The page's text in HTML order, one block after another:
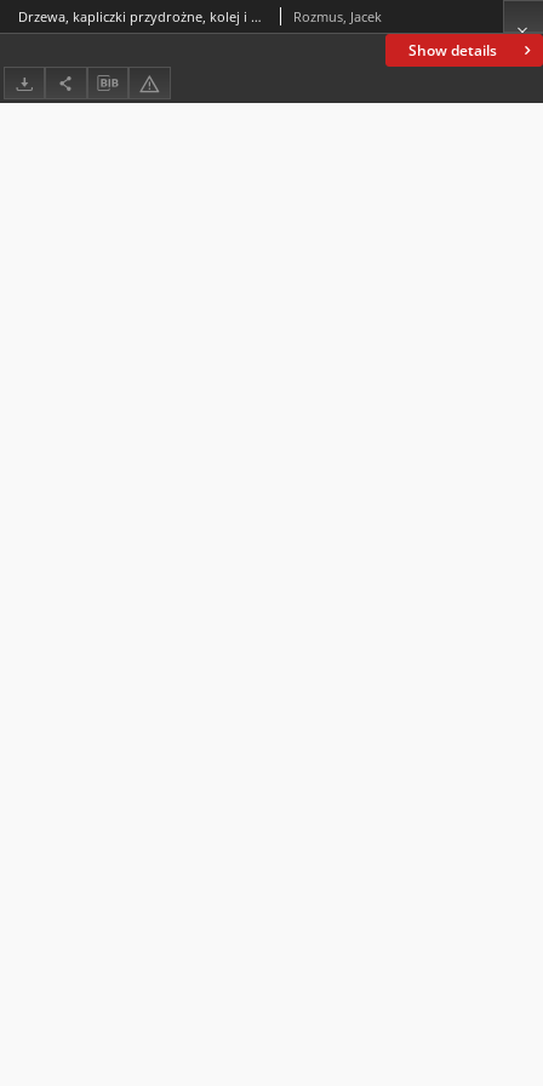
Show details
Drzewa, kapliczki przydrożne, kolej i „potłuczone kamieniska” jako formy pamięci w literackich krajobrazach Emila Zegadłowicza Rozmus, Jacek